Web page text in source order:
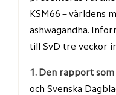
KSM66 – världens
ashwagandha.
till SvD tre veckor
1. Den rapport
och Svenska